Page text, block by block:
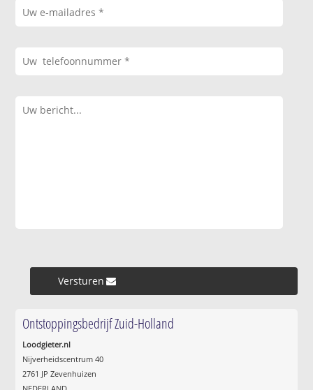
Versturen »
Ontstoppingsbedrijf Zuid-Holland
Loodgieter.nl
Nijverheidscentrum 40
2761 JP Zevenhuizen